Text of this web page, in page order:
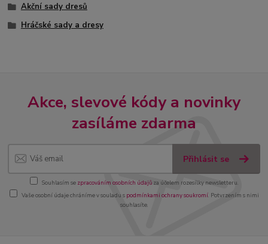
Akční sady dresů
Hráčské sady a dresy
Akce, slevové kódy a novinky
zasíláme zdarma
Přihlásit se
Souhlasím se zpracováním osobních údajůza účelem rozesílky newsletteru.
Vaše osobní údaje chráníme v souladu s podmínkami ochrany soukromí. Potvrzením s nimi
souhlasíte.